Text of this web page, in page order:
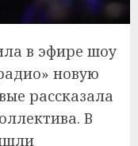
в эфире шоу
новую
рассказала
В